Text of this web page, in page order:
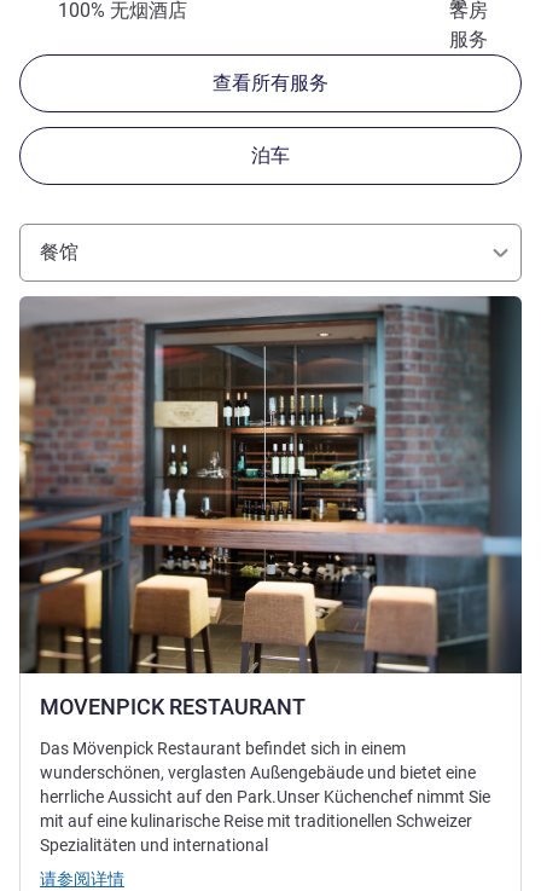
100% 无烟酒店
客房
服务
查看所有服务
泊车
餐馆
MOVENPICK RESTAURANT
请参阅详情
Das Mövenpick Restaurant befindet sich in einem
wunderschönen, verglasten Außengebäude und bietet eine
herrliche Aussicht auf den Park.Unser Küchenchef nimmt Sie
mit auf eine kulinarische Reise mit traditionellen Schweizer
Spezialitäten und international
请参阅详情